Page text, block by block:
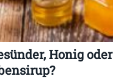
Honig oder